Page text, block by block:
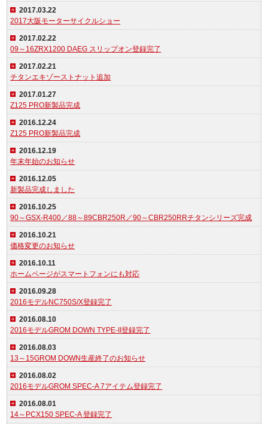
2017.03.22
2017大阪モーターサイクルショー
2017.02.22
09～16ZRX1200 DAEG スリップオン登録完了
2017.02.21
チタンエキゾーストナット追加
2017.01.27
Z125 PRO新製品完成
2016.12.24
Z125 PRO新製品完成
2016.12.19
年末年始のお知らせ
2016.12.05
新製品完成しました
2016.10.25
90～GSX-R400／88～89CBR250R／90～CBR250RRチタンシリーズ完成
2016.10.21
価格変更のお知らせ
2016.10.11
ホームページがスマートフォンにも対応
2016.09.28
2016モデルNC750S/X登録完了
2016.08.10
2016モデルGROM DOWN TYPE-II登録完了
2016.08.03
13～15GROM DOWN生産終了のお知らせ
2016.08.02
2016モデルGROM SPEC-A 7アイテム登録完了
2016.08.01
14～PCX150 SPEC-A 登録完了